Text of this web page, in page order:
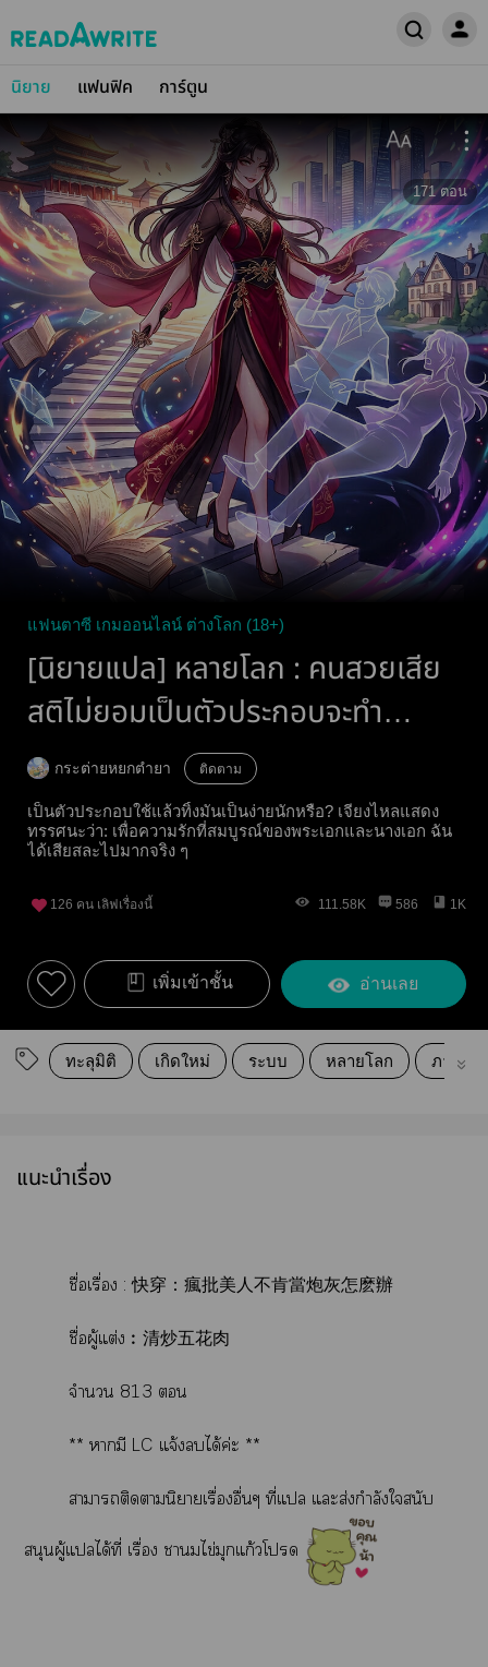
นิยาย แฟนฟิค การ์ตูน
171 ตอน
แฟนตาซี เกมออนไลน์ ต่างโลก (18+)
[นิยายแปล] หลายโลก : คนสวยเสีย
สติไม่ยอมเป็นตัวประกอบจะทำ
อย่างไรดี
กระต่ายหยกตำยา ติดตาม
เป็นตัวประกอบใช้แล้วทิ้งมันเป็นง่ายนักหรือ? เจียงไหลแสดง
ทรรศนะว่า: เพื่อความรักที่สมบูรณ์ของพระเอกและนางเอก ฉัน
ได้เสียสละไปมากจริง ๆ
126 คน เลิฟเรื่องนี้ 111.58K 586 1K
เพิ่มเข้าชั้น อ่านเลย
ทะลุมิติ เกิดใหม่ ระบบ หลายโลก ภารกิจ
แนะนำเรื่อง
ชื่อเรื่อง : 快穿：瘋批美人不肯當炮灰怎麽辦
ชื่อผู้แต่ง︰ 清炒五花肉
จำนวน 813 
** ามี LC แจ้งได้ค่ะ **
าาติดานิยายเรื่องอื่นๆ ที่แ แะส่งกำลังใสนับ
สนุนผู้แได้ที่ เรื่อง ามไข่มุกแก้วโ